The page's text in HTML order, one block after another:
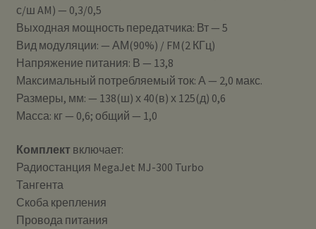
с/ш AM) — 0,3/0,5
Выходная мощность передатчика: Вт — 5
Вид модуляции: — АМ(90%) / FM(2 КГц)
Напряжение питания: В — 13,8
Максимальный потребляемый ток: А — 2,0 макс.
Размеры, мм: — 138(ш) х 40(в) х 125(д) 0,6
Масса: кг — 0,6; общий — 1,0
Комплектвключает:
Радиостанция MegaJet MJ-300 Turbo
Тангента
Скоба крепления
Провода питания